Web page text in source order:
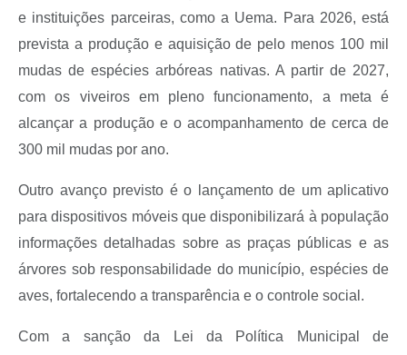
e instituições parceiras, como a Uema. Para 2026, está
prevista a produção e aquisição de pelo menos 100 mil
mudas de espécies arbóreas nativas. A partir de 2027,
com os viveiros em pleno funcionamento, a meta é
alcançar a produção e o acompanhamento de cerca de
300 mil mudas por ano.
Outro avanço previsto é o lançamento de um aplicativo
para dispositivos móveis que disponibilizará à população
informações detalhadas sobre as praças públicas e as
árvores sob responsabilidade do município, espécies de
aves, fortalecendo a transparência e o controle social.
Com a sanção da Lei da Política Municipal de